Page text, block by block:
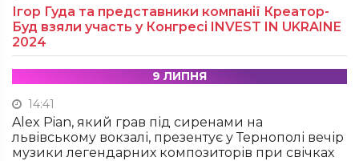
Ігор Гуда та представники компанії Креатор-
Буд взяли участь у Конгресі INVEST IN UKRAINE
2024
9 ЛИПНЯ
14:41
Alex Pian, який грав під сиренами на
львівському вокзалі, презентує у Тернополі вечір
музики легендарних композиторів при свічках